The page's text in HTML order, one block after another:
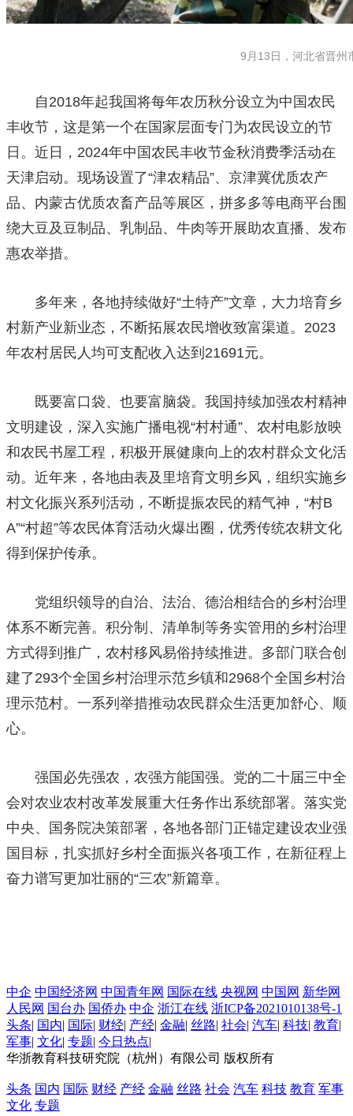
9月13日，河北省晋州市
自2018年起我国将每年农历秋分设立为中国农民
丰收节，这是第一个在国家层面专门为农民设立的节
日。近日，2024年中国农民丰收节金秋消费季活动在
天津启动。现场设置了“津农精品”、京津冀优质农产
品、内蒙古优质农畜产品等展区，拼多多等电商平台围
绕大豆及豆制品、乳制品、牛肉等开展助农直播、发布
惠农举措。
多年来，各地持续做好“土特产”文章，大力培育乡
村新产业新业态，不断拓展农民增收致富渠道。2023
年农村居民人均可支配收入达到21691元。
既要富口袋、也要富脑袋。我国持续加强农村精神
文明建设，深入实施广播电视“村村通”、农村电影放映
和农民书屋工程，积极开展健康向上的农村群众文化活
动。近年来，各地由表及里培育文明乡风，组织实施乡
村文化振兴系列活动，不断提振农民的精气神，“村B
A”“村超”等农民体育活动火爆出圈，优秀传统农耕文化
得到保护传承。
党组织领导的自治、法治、德治相结合的乡村治理
体系不断完善。积分制、清单制等务实管用的乡村治理
方式得到推广，农村移风易俗持续推进。多部门联合创
建了293个全国乡村治理示范乡镇和2968个全国乡村治
理示范村。一系列举措推动农民群众生活更加舒心、顺
心。
强国必先强农，农强方能国强。党的二十届三中全
会对农业农村改革发展重大任务作出系统部署。落实党
中央、国务院决策部署，各地各部门正锚定建设农业强
国目标，扎实抓好乡村全面振兴各项工作，在新征程上
奋力谱写更加壮丽的“三农”新篇章。
中企 中国经济网 中国青年网 国际在线 央视网 中国网 新华网
人民网 国台办 国侨办 中企 浙江在线 浙ICP备2021010138号-1
头条| 国内| 国际| 财经| 产经| 金融| 丝路| 社会| 汽车| 科技| 教育|
军事| 文化| 专题| 今日热点|
华浙教育科技研究院（杭州）有限公司 版权所有
头条 国内 国际 财经 产经 金融 丝路 社会 汽车 科技 教育 军事
文化 专题